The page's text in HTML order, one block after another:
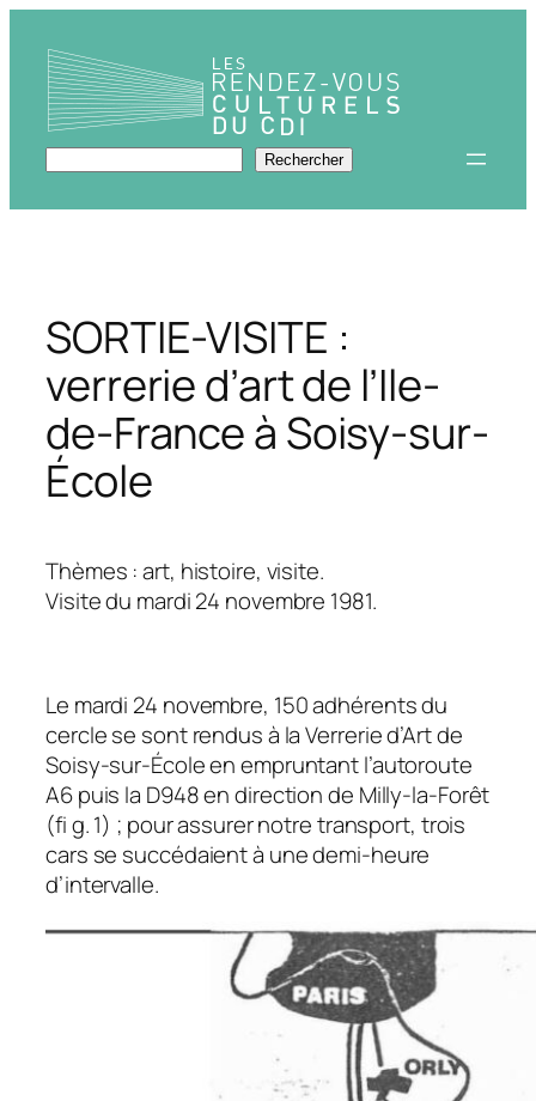
contenu
Rechercher Rechercher
SORTIE-VISITE :
verrerie d’art de l’Ile-
de-France à Soisy-sur-
École
Thèmes : art, histoire, visite.
Visite du mardi 24 novembre 1981.
Le mardi 24 novembre, 150 adhérents du
cercle se sont rendus à la Verrerie d’Art de
Soisy-sur-École en empruntant l’autoroute
A6 puis la D948 en direction de Milly-la-Forêt
(fi g. 1) ; pour assurer notre transport, trois
cars se succédaient à une demi-heure
d’intervalle.